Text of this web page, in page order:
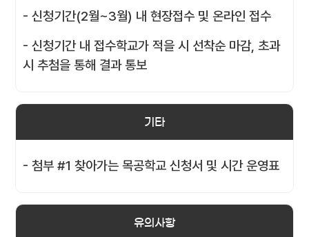
- 신청기간(2월~3월) 내 현장접수 및 온라인 접수
- 신청기간 내 접수학교가 적을 시 선착순 마감, 초과
시 추첨을 통해 결과 통보
기타
- 첨부 #1 찾아가는 목공학교 신청서 및 시간 운영표
유의사항